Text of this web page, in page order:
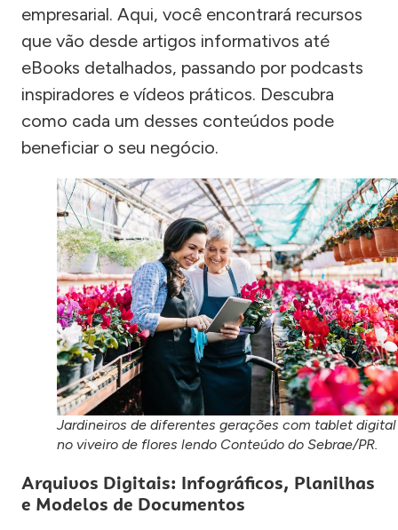
empresarial. Aqui, você encontrará recursos
que vão desde artigos informativos até
eBooks detalhados, passando por podcasts
inspiradores e vídeos práticos. Descubra
como cada um desses conteúdos pode
beneficiar o seu negócio.
Jardineiros de diferentes gerações com tablet digital
no viveiro de flores lendo Conteúdo do Sebrae/PR.
Arquivos Digitais: Infográficos, Planilhas
e Modelos de Documentos